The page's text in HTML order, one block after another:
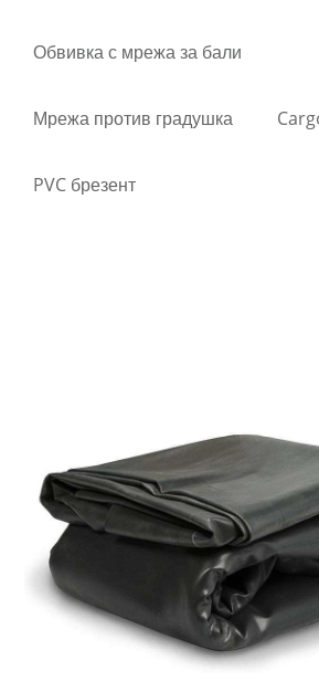
Обвивка с мрежа за бали
Мрежа против градушка
PVC брезент